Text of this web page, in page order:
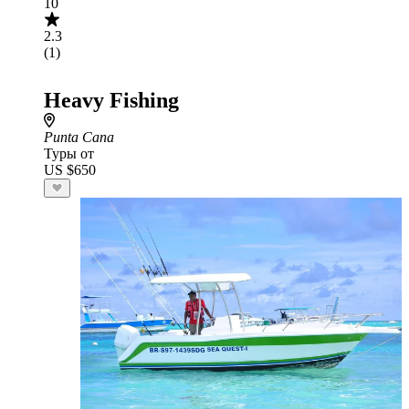
10
2.3
(1)
Heavy Fishing
Punta Cana
Туры от
US $650